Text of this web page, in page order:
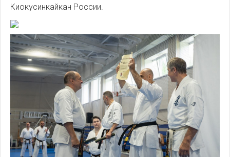
Киокусинкайкан России.